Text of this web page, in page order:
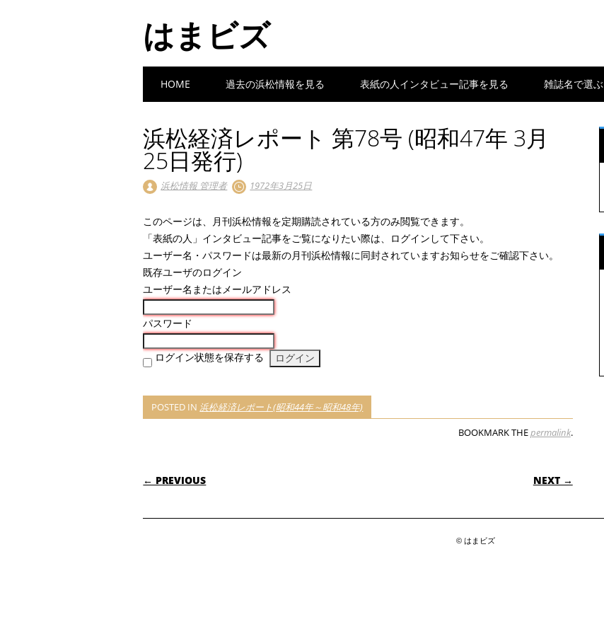
はまビズ
Main menu
HOME 過去の浜松情報を見る 表紙の人インタビュー記事を見る 雑誌名で選ぶ
浜松経済レポート 第78号 (昭和47年 3月
25日発行)
浜松情報 管理者 1972年3月25日
このページは、月刊浜松情報を定期購読されている方のみ閲覧できます。
「表紙の人」インタビュー記事をご覧になりたい際は、ログインして下さい。
ユーザー名・パスワードは最新の月刊浜松情報に同封されていますお知らせをご確認下さい。
既存ユーザのログイン
ユーザー名またはメールアドレス
パスワード
ログイン状態を保存する
POSTED IN 浜松経済レポート(昭和44年～昭和48年)
BOOKMARK THEpermalink.
POST NAVIGATION
← PREVIOUS NEXT →
© はまビズ